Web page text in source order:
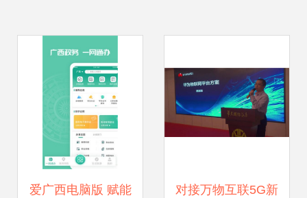
爱广西电脑版 赋能 对接万物互联5G新